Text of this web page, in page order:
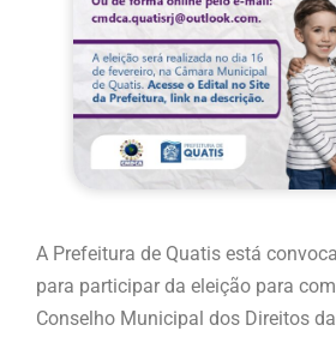
A Prefeitura de Quatis está
para participar da eleição para
Conselho Municipal dos Direitos